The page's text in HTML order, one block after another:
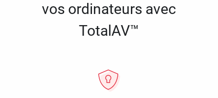
vos ordinateurs avec
TotalAV™